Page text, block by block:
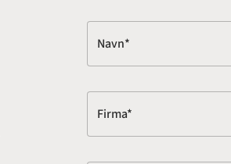
Navn*
Firma*